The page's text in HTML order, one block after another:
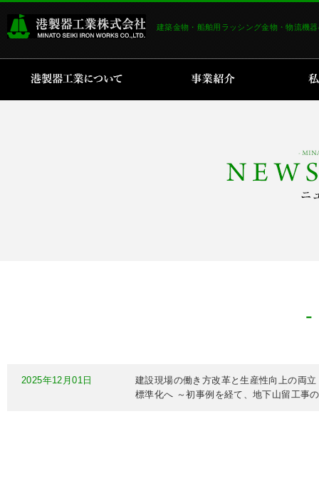
建築金物・船舶用ラッシング金物・物流機
2025年12月01日
建設現場の働き方改革と生産性向上の両
標準化へ ～初事例を経て、地下山留工事